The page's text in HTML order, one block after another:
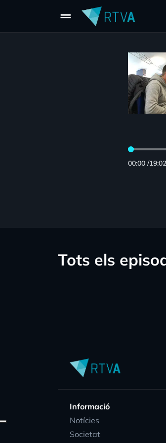
drag_handle
00:00/19:02
Tots els
Informació
Notícies
Societat